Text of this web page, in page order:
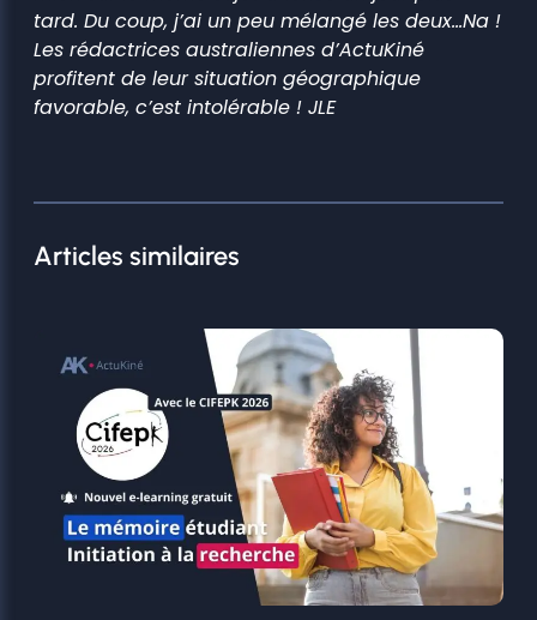
tard. Du coup, j’ai un peu mélangé les deux…Na !
Les rédactrices australiennes d’ActuKiné
profitent de leur situation géographique
favorable, c’est intolérable ! JLE
Articles similaires